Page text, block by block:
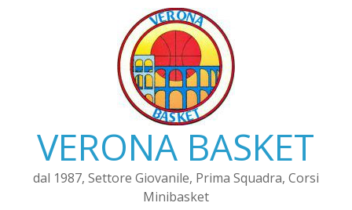
VERONA BASKET
dal 1987, Settore Giovanile, Prima Squadra, Corsi
Minibasket